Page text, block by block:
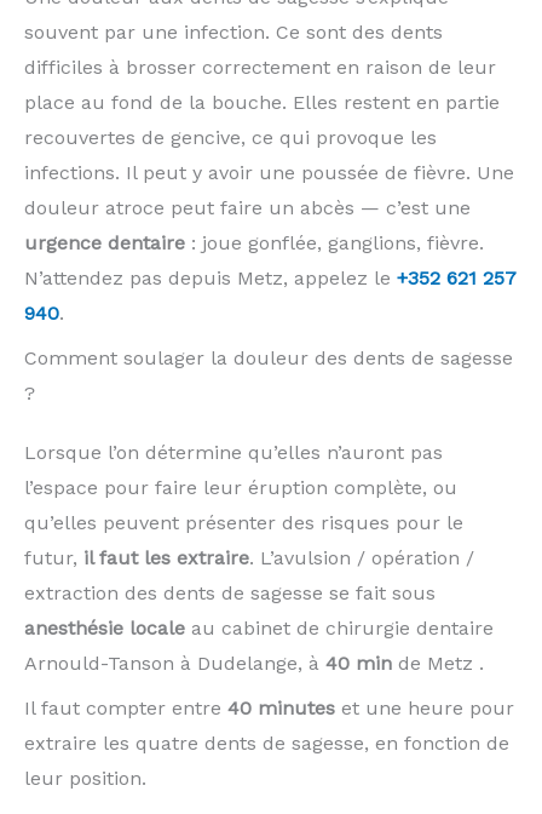
souvent par une infection. Ce sont des dents
difficiles à brosser correctement en raison de leur
place au fond de la bouche. Elles restent en partie
recouvertes de gencive, ce qui provoque les
infections. Il peut y avoir une poussée de fièvre. Une
douleur atroce peut faire un abcès — c’est une
urgence dentaire : joue gonflée, ganglions, fièvre.
N’attendez pas depuis Metz, appelez le +352 621 257
940.
Comment soulager la douleur des dents de sagesse
?
Lorsque l’on détermine qu’elles n’auront pas
l’espace pour faire leur éruption complète, ou
qu’elles peuvent présenter des risques pour le
futur, il faut les extraire. L’avulsion / opération /
extraction des dents de sagesse se fait sous
anesthésie locale au cabinet de chirurgie dentaire
Arnould-Tanson à Dudelange, à 40 min de Metz .
Il faut compter entre 40 minutes et une heure pour
extraire les quatre dents de sagesse, en fonction de
leur position.